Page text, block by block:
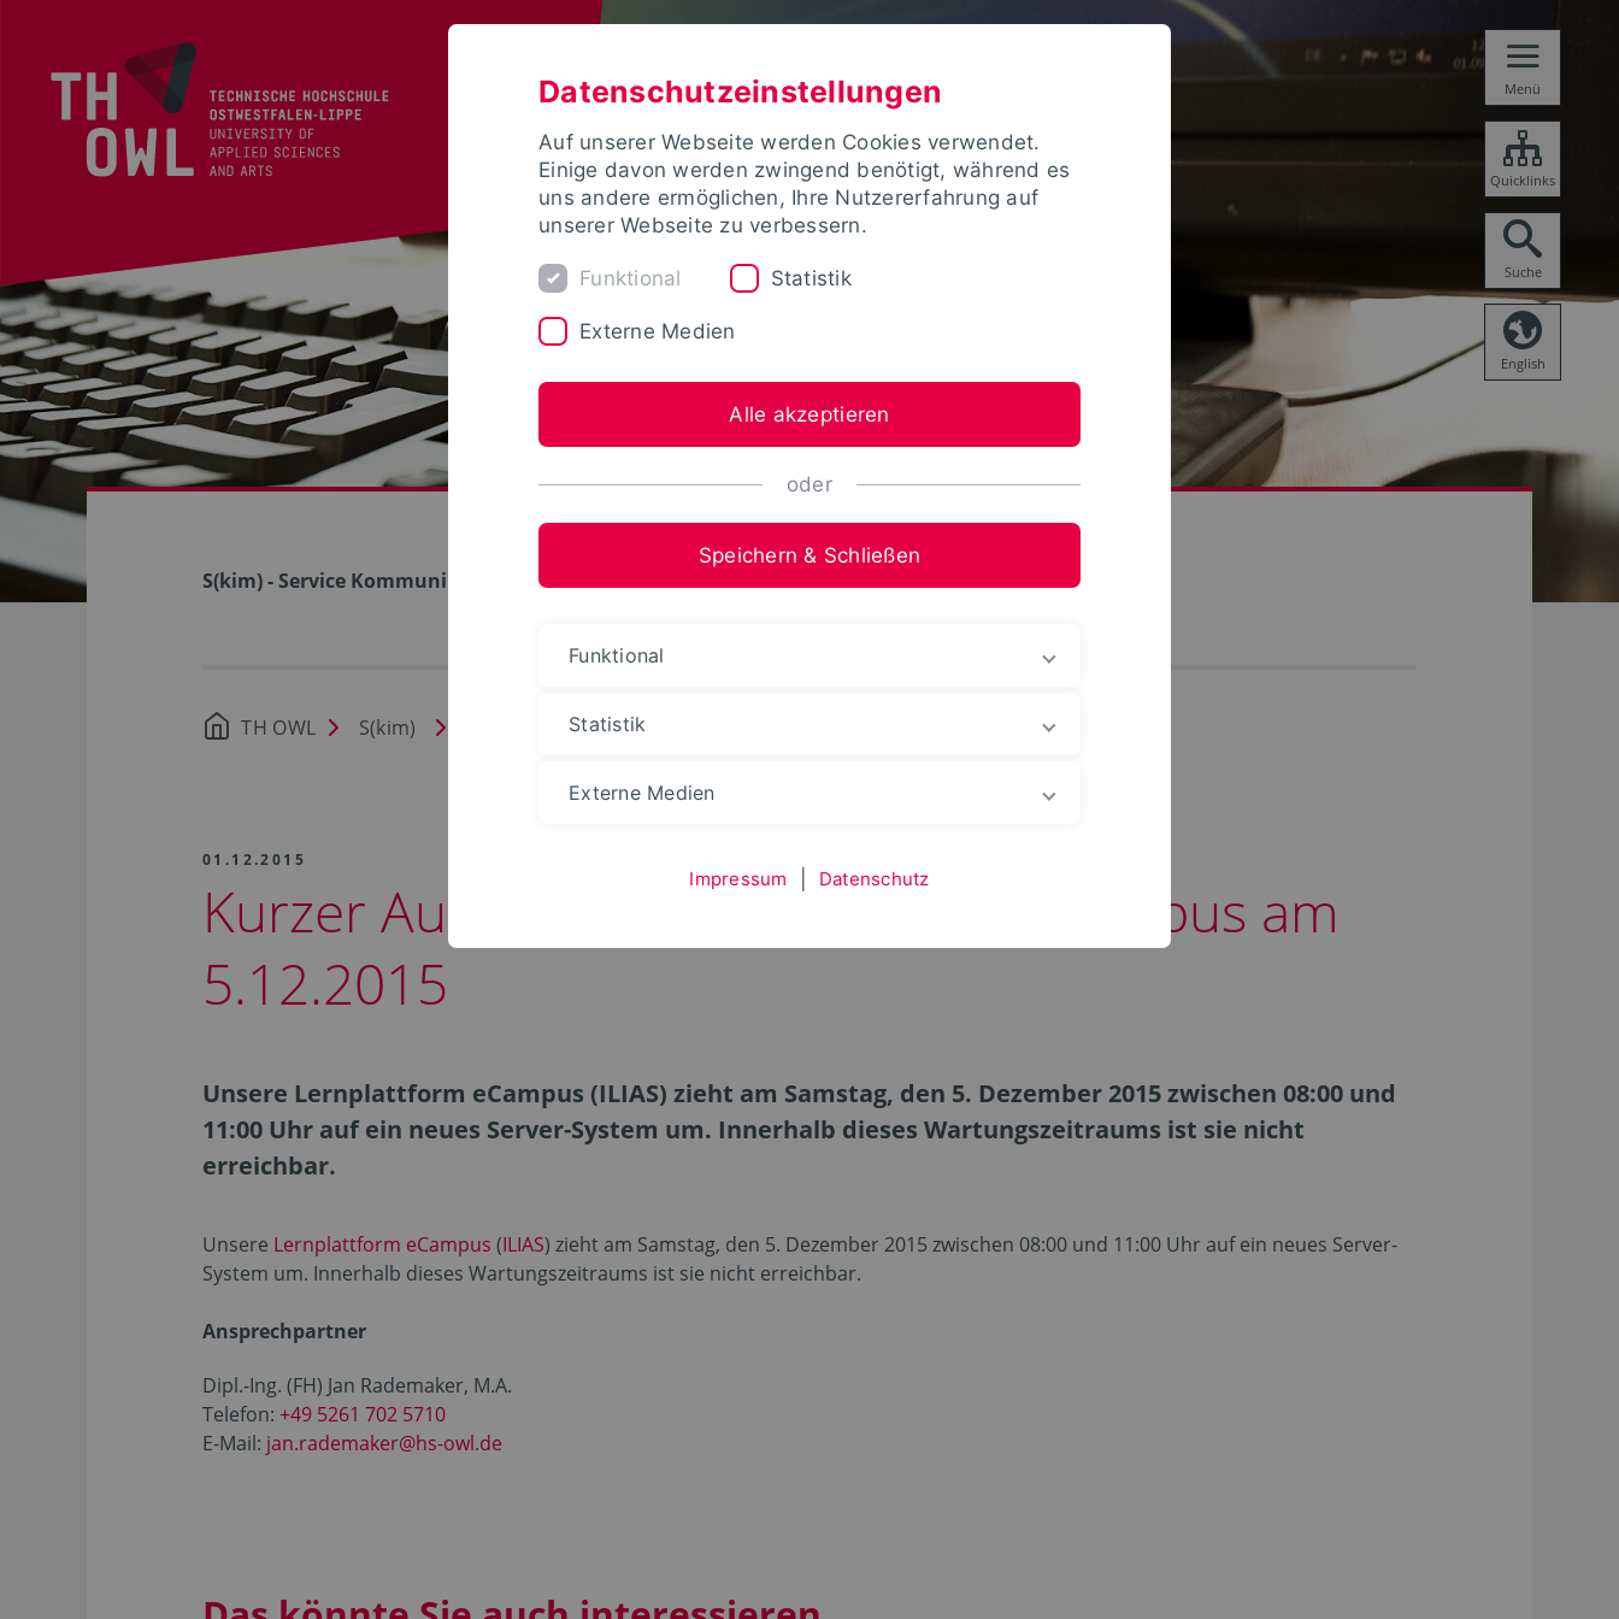
Menü
Quicklinks
Suche
English
S(kim) - Service Kommunikation Information Medien
TH OWL S(kim) Nachrichten WebPortale
01.12.2015
Kurzer Ausfall der Lernplattform eCampus am
5.12.2015
Unsere Lernplattform eCampus (ILIAS) zieht am Samstag, den 5. Dezember 2015 zwischen 08:00 und
11:00 Uhr auf ein neues Server-System um. Innerhalb dieses Wartungszeitraums ist sie nicht
erreichbar.
Unsere Lernplattform eCampus (ILIAS) zieht am Samstag, den 5. Dezember 2015 zwischen 08:00 und 11:00 Uhr auf ein neues Server-
System um. Innerhalb dieses Wartungszeitraums ist sie nicht erreichbar.
Ansprechpartner
Dipl.-Ing. (FH) Jan Rademaker, M.A.
Telefon: +49 5261 702 5710
E-Mail: jan.rademaker@hs-owl.de
Datenschutzeinstellungen
Auf unserer Webseite werden Cookies verwendet.
Einige davon werden zwingend benötigt, während es
uns andere ermöglichen, Ihre Nutzererfahrung auf
unserer Webseite zu verbessern.
Funktional Statistik
Externe Medien
Alle akzeptieren
oder
Speichern & Schließen
Funktional
Statistik
Externe Medien
Impressum Datenschutz